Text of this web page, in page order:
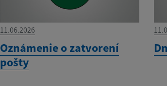
11.06.2026
Oznámenie o zatvorení
pošty